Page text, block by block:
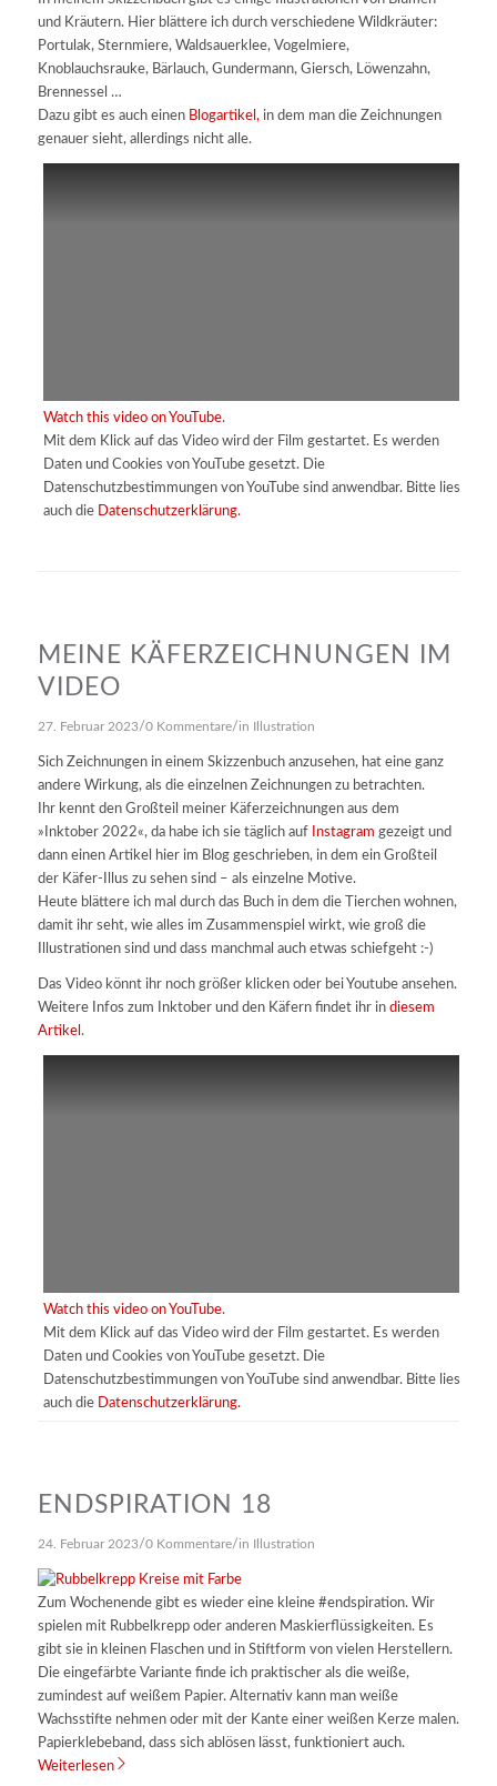
und Kräutern. Hier blättere ich durch verschiedene Wildkräuter:
Portulak, Sternmiere, Waldsauerklee, Vogelmiere,
Knoblauchsrauke, Bärlauch, Gundermann, Giersch, Löwenzahn,
Brennessel …
Dazu gibt es auch einen Blogartikel, in dem man die Zeichnungen
genauer sieht, allerdings nicht alle.
Watch this video on YouTube.
Mit dem Klick auf das Video wird der Film gestartet. Es werden
Daten und Cookies von YouTube gesetzt. Die
Datenschutzbestimmungen von YouTube sind anwendbar. Bitte lies
auch die Datenschutzerklärung.
MEINE KÄFERZEICHNUNGEN IM
VIDEO
27. Februar 2023/0 Kommentare/in Illustration
Sich Zeichnungen in einem Skizzenbuch anzusehen, hat eine ganz
andere Wirkung, als die einzelnen Zeichnungen zu betrachten.
Ihr kennt den Großteil meiner Käferzeichnungen aus dem
»Inktober 2022«, da habe ich sie täglich auf
Instagram gezeigt und
dann einen Artikel hier im Blog geschrieben, in dem ein Großteil
der Käfer-Illus zu sehen sind – als einzelne Motive.
Heute blättere ich mal durch das Buch in dem die Tierchen wohnen,
damit ihr seht, wie alles im Zusammenspiel wirkt, wie groß die
Illustrationen sind und dass manchmal auch etwas schiefgeht :-)
Das Video könnt ihr noch größer klicken oder bei Youtube ansehen.
Weitere Infos zum Inktober und den Käfern findet ihr in diesem
Artikel .
Watch this video on YouTube.
Mit dem Klick auf das Video wird der Film gestartet. Es werden
Daten und Cookies von YouTube gesetzt. Die
Datenschutzbestimmungen von YouTube sind anwendbar. Bitte lies
auch die Datenschutzerklärung.
ENDSPIRATION 18
24. Februar 2023/0 Kommentare/in Illustration
Zum Wochenende gibt es wieder eine kleine #endspiration. Wir
spielen mit Rubbelkrepp oder anderen Maskierflüssigkeiten. Es
gibt sie in kleinen Flaschen und in Stiftform von vielen Herstellern.
Die eingefärbte Variante finde ich praktischer als die weiße,
zumindest auf weißem Papier. Alternativ kann man weiße
Wachsstifte nehmen oder mit der Kante einer weißen Kerze malen.
Papierklebeband, dass sich ablösen lässt, funktioniert auch.
Weiterlesen